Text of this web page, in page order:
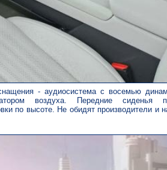
- аудиосистема с восемью
воздуха. Передние сиденья
по высоте. Не обидят производители и